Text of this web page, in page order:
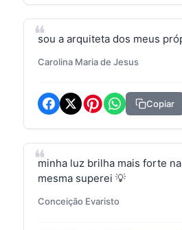
sou a arquiteta dos meus
Carolina Maria de Jesus
Copiar
minha luz brilha mais forte
mesma superei 💡
Conceição Evaristo